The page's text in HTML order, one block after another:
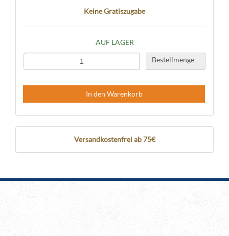
Keine Gratiszugabe
AUF LAGER
Bestellmenge
In den Warenkorb
Versandkostenfrei ab 75€